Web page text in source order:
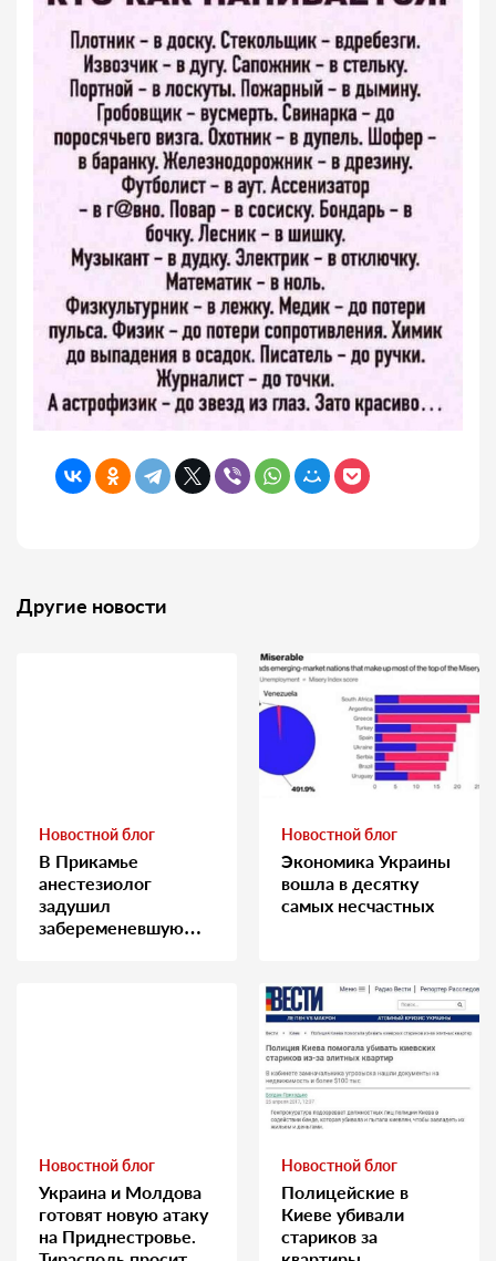
Другие новости
Новостной блог
В Прикамье
анестезиолог
задушил
забеременевшую
Новостной блог
Экономика Украины
вошла в десятку
самых несчастных
Новостной блог
Украина и Молдова
готовят новую атаку
на Приднестровье.
Новостной блог
Полицейские в
Киеве убивали
стариков за